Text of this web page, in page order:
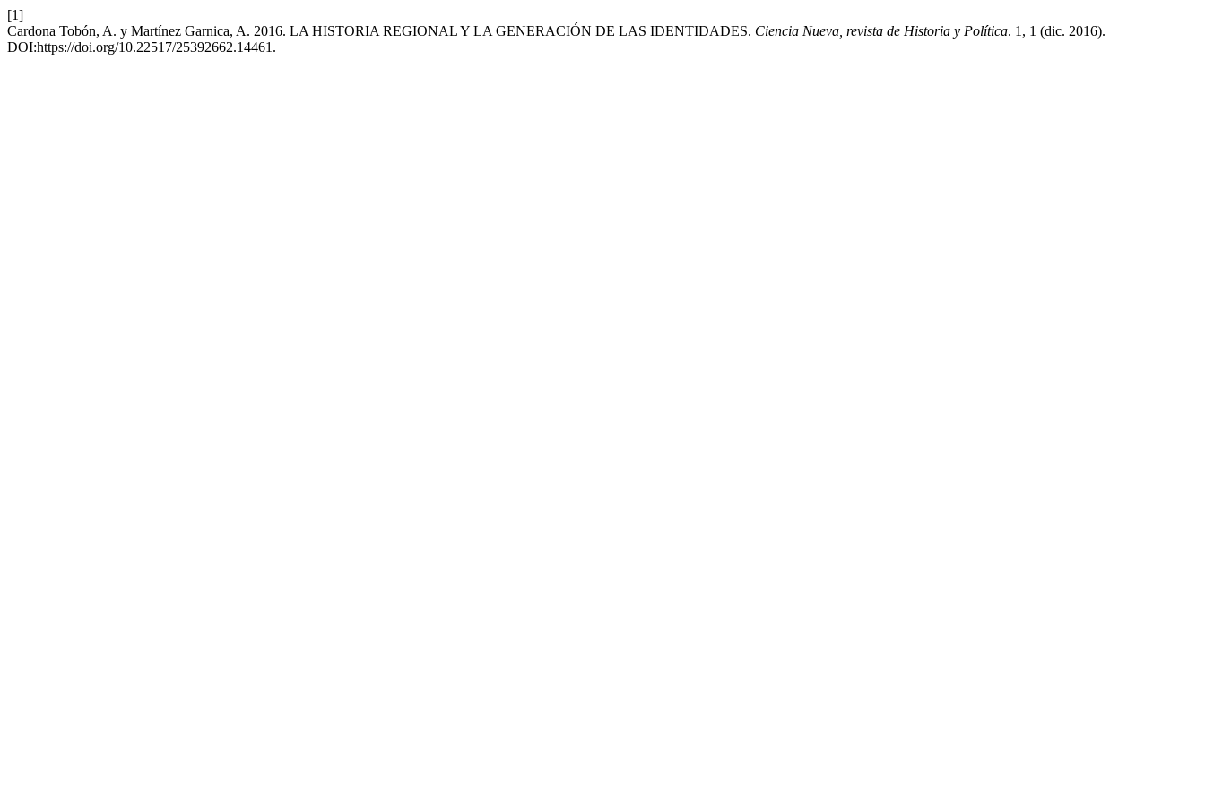
[1]
Cardona Tobón, A. y Martínez Garnica, A. 2016. LA HISTORIA REGIONAL Y LA GENERACIÓN DE LAS IDENTIDADES. Ciencia Nueva, revista de Historia y Política. 1, 1 (dic. 2016).
DOI:https://doi.org/10.22517/25392662.14461.